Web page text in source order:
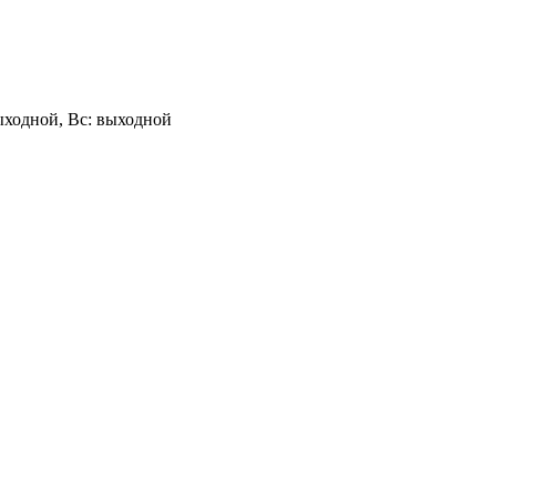
Вс: выходной